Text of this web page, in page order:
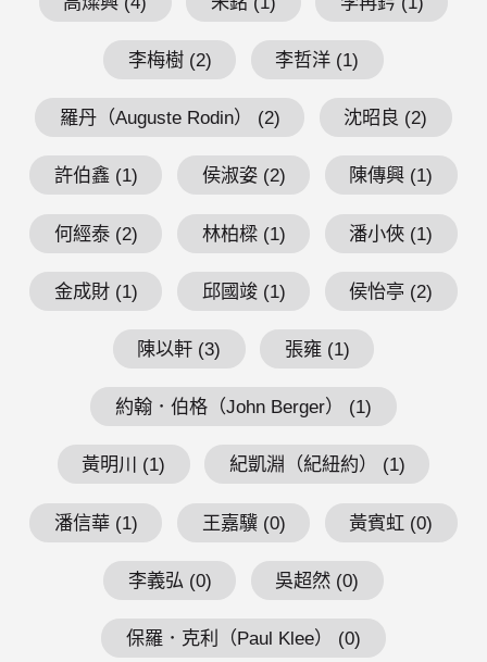
李梅樹 (2) 李哲洋 (1)
羅丹（Auguste Rodin） (2) 沈昭良 (2)
許伯鑫 (1) 侯淑姿 (2) 陳傳興 (1)
何經泰 (2) 林柏樑 (1) 潘小俠 (1)
金成財 (1) 邱國竣 (1) 侯怡亭 (2)
陳以軒 (3) 張雍 (1)
約翰．伯格（John Berger） (1)
黃明川 (1) 紀凱淵（紀紐約） (1)
潘信華 (1) 王嘉驥 (0) 黃賓虹 (0)
李義弘 (0) 吳超然 (0)
保羅．克利（Paul Klee） (0)